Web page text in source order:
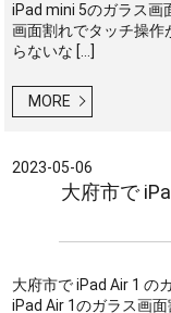
iPad mini 5のガラス画
画面割れでタッチ操作
らないな […]
MORE
2023-05-06
大府市で
大府市で iPad Air 1 の
iPad Air 1のガラス画